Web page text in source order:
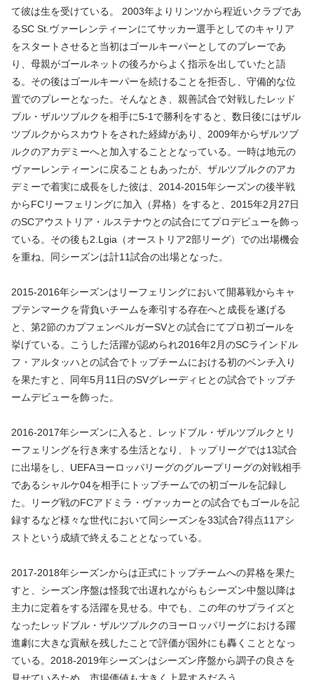
て彼は生を受けている。 2003年よりリンツから程近いクラブであ
るSC St.ヴァーレンティーンにてサッカー選手としてのキャリア
をスタートさせると当初はゴールキーパーとしてのプレーであ
り、母親がゴールネットの後ろからよく指示を出していたと語
る。その後はゴールキーパーを続けることを拒否し、守備的な位
置でのプレーとなった。そんなとき、親善試合で対戦したレッド
ブル・ザルツブルクを相手に5-1で勝利をすると、数日後にはザル
ツブルクからスカウトをされた経緯があり、2009年からザルツブ
ルクのアカデミーへと加入することとなっている。一時は地元の
ヴァーレンティーンに戻ることもあったが、ザルツブルクのアカ
デミーで着実に成長をした彼は、2014-2015年シーズンの後半戦
からFCリーフェリングに加入（昇格）をすると、2015年2月27日
のSCアウストリア・ルステナウとの試合にてプロデビューを飾っ
ている。その後も2.Lgia（オーストリア2部リーグ）での出場機会
を重ね、同シーズンは計11試合の出場となった。
2015-2016年シーズンはリーフェリングにおいて開幕戦からキャ
プテンマークを背負いチームを牽引する存在へと成長を遂げる
と、第2節のカプフェンベルガーSVとの試合にてプロ初ゴールを
挙げている。こうした活躍が認められ2016年2月のSCラインドル
フ・アルタッハとの試合でトップチームにおける初のベンチ入り
を果たすと、同年5月11日のSVグレーディヒとの試合でトップチ
ームデビューを飾った。
2016-2017年シーズンに入ると、レッドブル・ザルツブルクとリ
ーフェリングを行き来する生活となり、トップリーグでは13試合
に出場をし、UEFAヨーロッパリーグのグループリーグの対戦相手
であるシャルケ04を相手にトップチームでの初ゴールを記録し
た。リーグ戦のFCアドミラ・ヴァッカーとの試合でもゴールを記
録するなど様々な世代において同シーズンを33試合7得点11アシ
ストという成績で終えることとなっている。
2017-2018年シーズンからは正式にトップチームへの昇格を果た
すと、シーズン序盤は怪我で出遅れながらもシーズン中盤以降は
主力に定着をする活躍を見せる。中でも、この年のサプライズと
なったレッドブル・ザルツブルクのヨーロッパリーグにおける躍
進劇に大きな貢献を残したことで評価が国外にも轟くこととなっ
ている。2018-2019年シーズンはシーズン序盤から調子の良さを